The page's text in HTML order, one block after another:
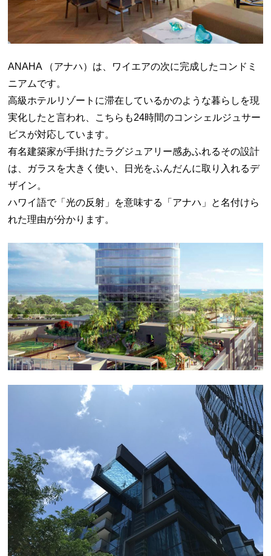
ANAHA （アナハ）は、ワイエアの次に完成したコンドミ
ニアムです。
高級ホテルリゾートに滞在しているかのような暮らしを現
実化したと言われ、こちらも24時間のコンシェルジュサー
ビスが対応しています。
有名建築家が手掛けたラグジュアリー感あふれるその設計
は、ガラスを大きく使い、日光をふんだんに取り入れるデ
ザイン。
ハワイ語で「光の反射」を意味する「アナハ」と名付けら
れた理由が分かります。